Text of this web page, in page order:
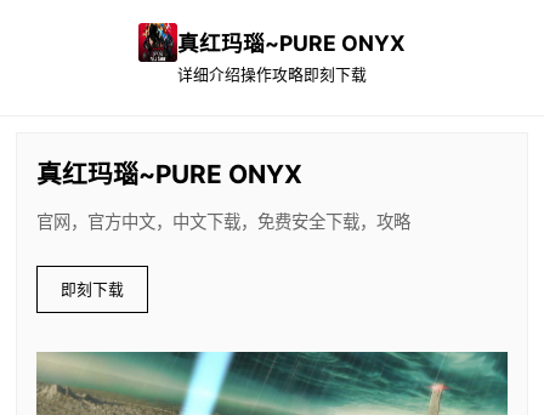
真红玛瑙~PURE ONYX
详细介绍操作攻略即刻下载
真红玛瑙~PURE ONYX
官网，官方中文，中文下载，免费安全下载，攻略
即刻下载